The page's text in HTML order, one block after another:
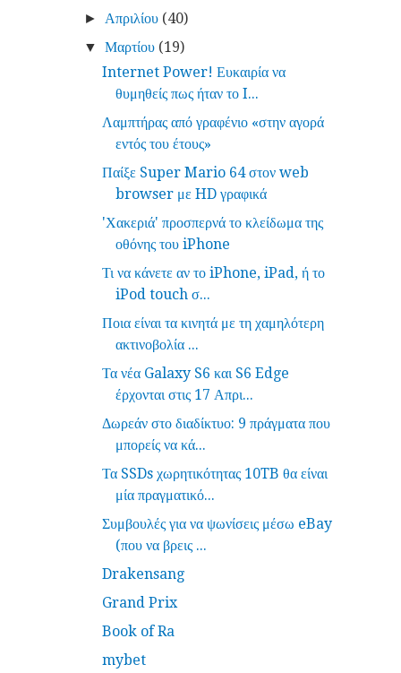
► Απριλίου (40)
▼ Μαρτίου (19)
Internet Power! Ευκαιρία να
θυμηθείς πως ήταν το I...
Λαμπτήρας από γραφένιο «στην αγορά
εντός του έτους»
Παίξε Super Mario 64 στον web
browser με HD γραφικά
'Χακεριά' προσπερνά το κλείδωμα της
οθόνης του iPhone
Τι να κάνετε αν το iPhone, iPad, ή το
iPod touch σ...
Ποια είναι τα κινητά με τη χαμηλότερη
ακτινοβολία ...
Τα νέα Galaxy S6 και S6 Edge
έρχονται στις 17 Απρι...
Δωρεάν στο διαδίκτυο: 9 πράγματα που
μπορείς να κά...
Τα SSDs χωρητικότητας 10TB θα είναι
μία πραγματικό...
Συμβουλές για να ψωνίσεις μέσω eBay
(που να βρεις ...
Drakensang
Grand Prix
Book of Ra
mybet